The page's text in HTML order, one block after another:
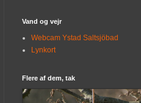
Vand og vejr
Webcam Ystad Saltsjöbad
Lynkort
Flere af dem, tak